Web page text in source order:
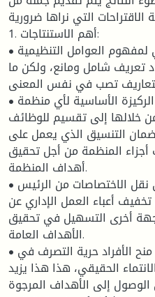
الاقتراحات التي نراها ضرورية .
1. أهم الاستنتاجات:
• تعد عملية تقصي الإطار النظري لمفهوم العوامل التنظيمية
تعريف شامل ومانع، ولكن ما
تصب في نفس المعنى.
• كما يعتبر الهيكل التنظيمي الركيزة الأساسية لأي منظمة
خلالها إلى تقسيم للوظائف
التنسيق الذي يعمل على
أجزاء المنظمة من أجل تحقيق
أهداف المنظمة.
• يهدف التفويض الإداري إلى نقل الاختصاصات من الرئيس
أعباء العمل الإداري عن
أخرى التسهيل في تحقيق
الأهداف العامة.
• يهدف التمكين الإداري إلى منح الأفراد حرية التصرف في
الحقيقي، هذا هذا يزيد
إلى الأهداف المرجوة.